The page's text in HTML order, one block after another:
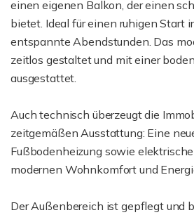
einen eigenen Balkon, der einen
bietet. Ideal für einen ruhigen Start
entspannte Abendstunden. Das
zeitlos gestaltet und mit einer
ausgestattet.
Auch technisch überzeugt die
zeitgemäßen Ausstattung: Eine
Fußbodenheizung sowie
modernen Wohnkomfort und
Der Außenbereich ist gepflegt und